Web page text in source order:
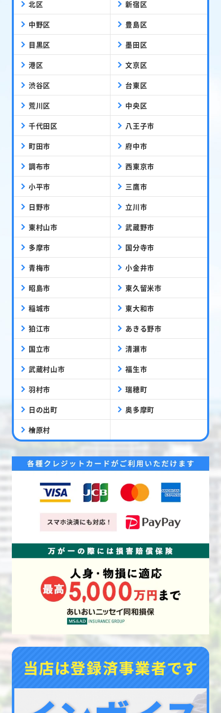
北区 新宿区
中野区 豊島区
目黒区 墨田区
港区 文京区
渋谷区 台東区
荒川区 中央区
千代田区 八王子市
町田市 府中市
調布市 西東京市
小平市 三鷹市
日野市 立川市
東村山市 武蔵野市
多摩市 国分寺市
青梅市 小金井市
昭島市 東久留米市
稲城市 東大和市
狛江市 あきる野市
国立市 清瀬市
武蔵村山市 福生市
羽村市 瑞穂町
日の出町 奥多摩町
檜原村